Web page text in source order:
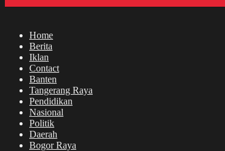
Home
Berita
Iklan
Contact
Banten
Tangerang Raya
Pendidikan
Nasional
Politik
Daerah
Bogor Raya